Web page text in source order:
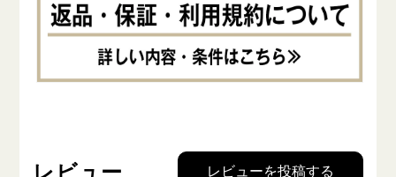
レビューを投稿する